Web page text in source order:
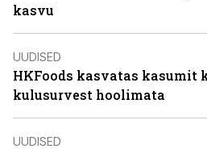
kasvu
UUDISED
HKFoods kasvatas kasumit
kulusurvest hoolimata
UUDISED